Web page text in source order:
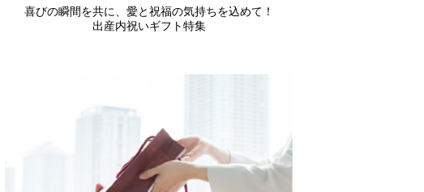
喜びの瞬間を共に、愛と祝福の気持ちを込めて！
出産内祝いギフト特集